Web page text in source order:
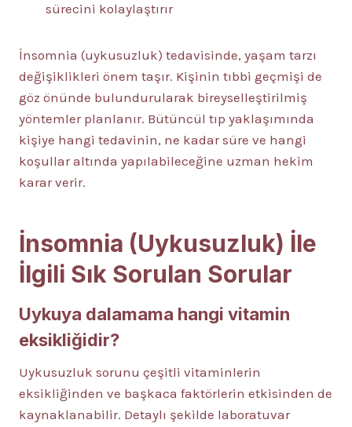
sürecini kolaylaştırır
İnsomnia (uykusuzluk) tedavisinde, yaşam tarzı
değişiklikleri önem taşır. Kişinin tıbbi geçmişi de
göz önünde bulundurularak bireyselleştirilmiş
yöntemler planlanır. Bütüncül tıp yaklaşımında
kişiye hangi tedavinin, ne kadar süre ve hangi
koşullar altında yapılabileceğine uzman hekim
karar verir.
İnsomnia (Uykusuzluk) İle
İlgili Sık Sorulan Sorular
Uykuya dalamama hangi vitamin
eksikliğidir?
Uykusuzluk sorunu çeşitli vitaminlerin
eksikliğinden ve başkaca faktörlerin etkisinden de
kaynaklanabilir. Detaylı şekilde laboratuvar